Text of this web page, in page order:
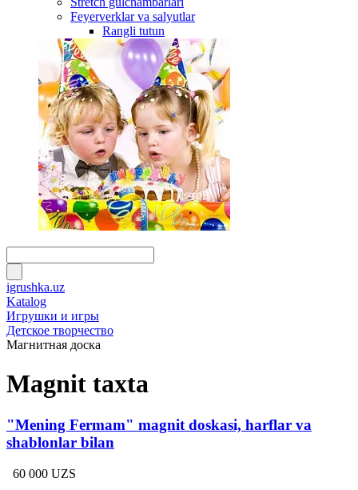
Feyerverklar va salyutlar
Rangli tutun
igrushka.uz
Katalog
Игрушки и игры
Детское творчество
Магнитная доска
Magnit taxta
"Mening Fermam" magnit doskasi, harflar va
shablonlar bilan
60 000 UZS